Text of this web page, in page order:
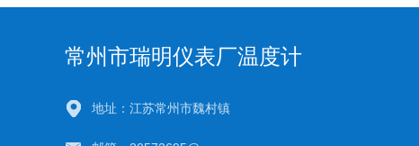
常州市瑞明仪表厂温度计
地址：江苏常州市魏村镇